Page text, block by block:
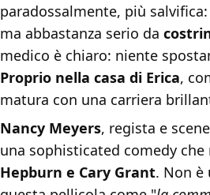
paradossalmente, più salvifica:
ma abbastanza serio da
medico è chiaro: niente
Proprio nella casa di Erica,
matura con una carriera
Nancy Meyers, regista e
una sophisticated comedy
Hepburn e Cary Grant. Non è